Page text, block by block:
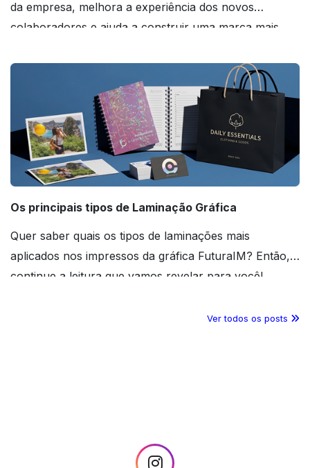
da empresa, melhora a experiência dos novos
colaboradores e ajuda a construir uma marca mais
Os principais tipos de Laminação Gráfica
Quer saber quais os tipos de laminações mais
aplicados nos impressos da gráfica FuturaIM? Então,
continue a leitura que vamos revelar para você!
Ver todos os posts